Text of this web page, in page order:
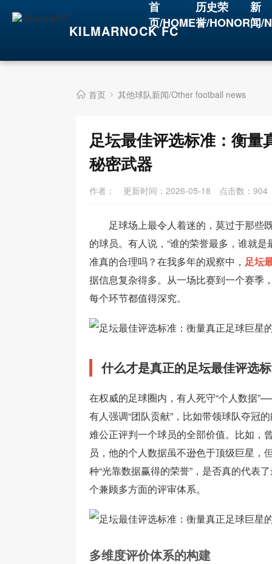
KILMARNOCK FC
首
页/HOME
历史荣
誉/HONOR
新
闻/
首页 其他球队新闻/Other football news
足坛最佳评选标准：衡量
秘密武器
作者： 更新时间：2026-05-18 点击数： 904
足球场上最令人着迷的，莫过于那些
的球员。有人说，“谁的荣誉最多，谁就是
准真的合理吗？在我多年的观察中， 足坛
据信息复杂得多。从一场比赛到一个赛季
每个环节都值得深究。
什么才是真正的足坛最佳评选
在权威的足球圈内，有人死守“个人数据
有人强调“团队贡献”，比如带领球队夺冠
难公正评判一个球员的全部价值。比如，
员，他的个人数据虽不逊色于顶级巨星，
种“光靠数据赢得的荣誉”，是否真的代表了
个兼顾多方面的评审体系。
多维度评价体系的构建